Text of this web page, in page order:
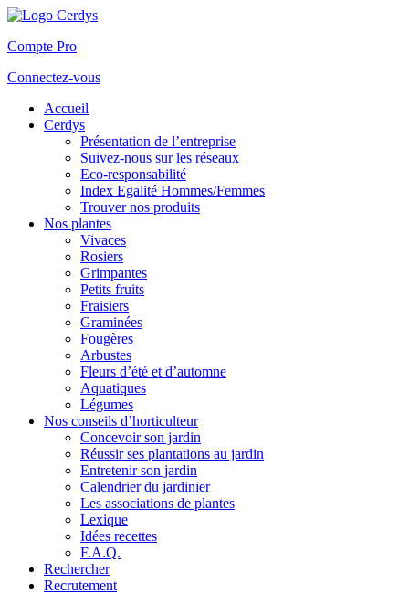
Compte Pro
Connectez-vous
Accueil
Cerdys
Présentation de l’entreprise
Suivez-nous sur les réseaux
Eco-responsabilité
Index Egalité Hommes/Femmes
Trouver nos produits
Nos plantes
Vivaces
Rosiers
Grimpantes
Petits fruits
Fraisiers
Graminées
Fougères
Arbustes
Fleurs d’été et d’automne
Aquatiques
Légumes
Nos conseils d’horticulteur
Concevoir son jardin
Réussir ses plantations au jardin
Entretenir son jardin
Calendrier du jardinier
Les associations de plantes
Lexique
Idées recettes
F.A.Q.
Rechercher
Recrutement